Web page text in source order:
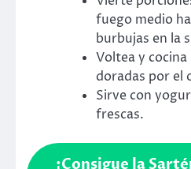
fuego medio
burbujas en la
Voltea y
doradas por el
Sirve con
frescas.
¡Consigue la